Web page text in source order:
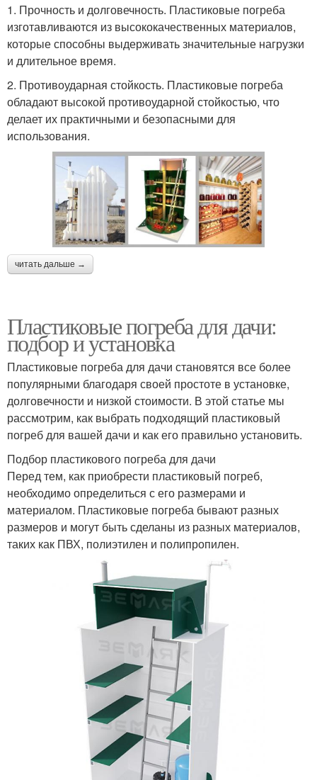
1. Прочность и долговечность. Пластиковые погреба
изготавливаются из высококачественных материалов,
которые способны выдерживать значительные нагрузки
и длительное время.
2. Противоударная стойкость. Пластиковые погреба
обладают высокой противоударной стойкостью, что
делает их практичными и безопасными для
использования.
читать дальше →
Пластиковые погреба для дачи:
подбор и установка
Пластиковые погреба для дачи становятся все более
популярными благодаря своей простоте в установке,
долговечности и низкой стоимости. В этой статье мы
рассмотрим, как выбрать подходящий пластиковый
погреб для вашей дачи и как его правильно установить.
Подбор пластикового погреба для дачи
Перед тем, как приобрести пластиковый погреб,
необходимо определиться с его размерами и
материалом. Пластиковые погреба бывают разных
размеров и могут быть сделаны из разных материалов,
таких как ПВХ, полиэтилен и полипропилен.